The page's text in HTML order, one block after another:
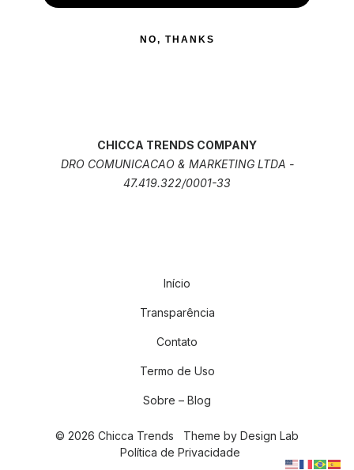
NO, THANKS
CHICCA TRENDS COMPANY
DRO COMUNICACAO & MARKETING LTDA -
47.419.322/0001-33
Início
Transparência
Contato
Termo de Uso
Sobre – Blog
© 2026 Chicca Trends Theme by Design Lab
Política de Privacidade